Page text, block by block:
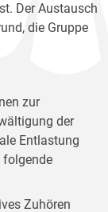
Der Austausch
die Gruppe
zur
der
Entlastung
folgende
Zuhören